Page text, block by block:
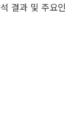
결과 및 주요인